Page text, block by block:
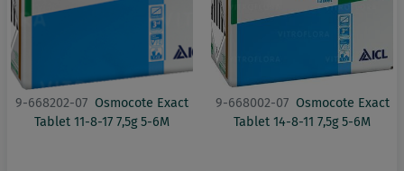
9-668202-07 Osmocote Exact
Tablet 11-8-17 7,5g 5-6M
9-668002-07 Osmocote Exact
Tablet 14-8-11 7,5g 5-6M